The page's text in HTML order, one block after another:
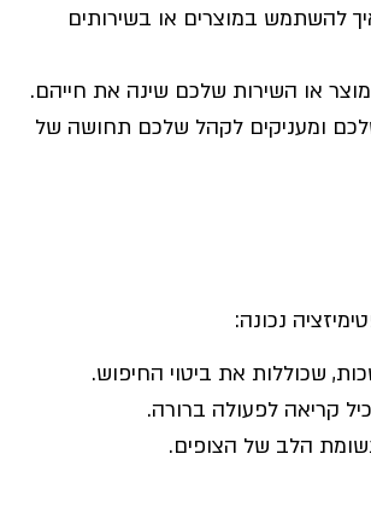
להשתמש במוצרים או בשירותים
או השירות שלכם שינה את חייהם.
ומעניקים לקהל שלכם תחושה של
נכונה:
שכוללות את ביטוי החיפוש.
קריאה לפעולה ברורה.
הלב של הצופים.